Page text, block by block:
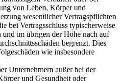
von Leben, Körper und
wesentlicher Vertragspflichten
bei Vertragsschluss typischerweise
und im übrigen der Höhe nach auf
begrenzt. Dies
wie insbesondere
Unternehmern außer bei der
und Gesundheit oder